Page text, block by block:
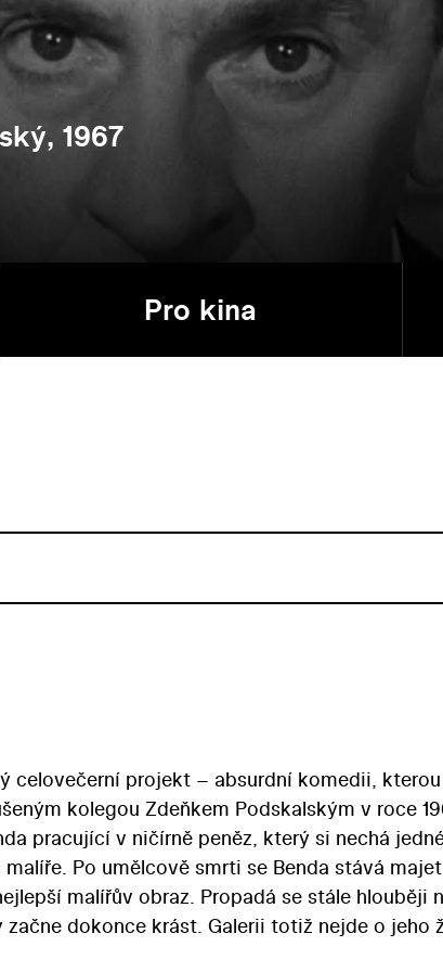
1967
Pro kina
celovečerní projekt – absurdní komedii, kterou
kolegou Zdeňkem Podskalským v roce
pracující v ničírně peněz, který si nechá
Po umělcově smrti se Benda stává
malířův obraz. Propadá se stále hlouběji
dokonce krást. Galerii totiž nejde o jeho